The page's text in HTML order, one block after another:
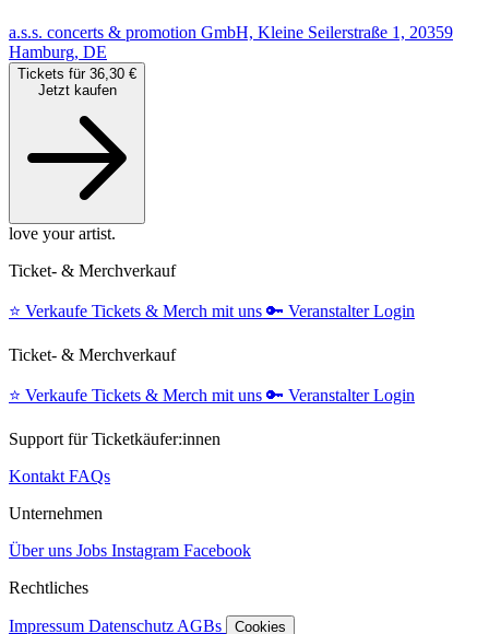
a.s.s. concerts & promotion GmbH, Kleine Seilerstraße 1, 20359
Hamburg, DE
Tickets für 36,30 €
Jetzt kaufen
love your artist.
Ticket- & Merchverkauf
⭐️ Verkaufe Tickets & Merch mit uns 🔑 Veranstalter Login
Ticket- & Merchverkauf
⭐️ Verkaufe Tickets & Merch mit uns 🔑 Veranstalter Login
Support für Ticketkäufer:innen
Kontakt FAQs
Unternehmen
Über uns Jobs Instagram Facebook
Rechtliches
Impressum Datenschutz AGBs Cookies